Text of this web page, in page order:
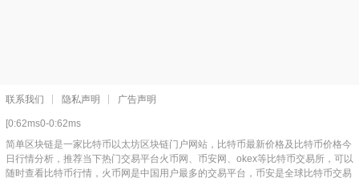
联系我们 隐私声明 广告声明
[0:62ms0-0:62ms
简单区块链是一家比特币以太坊区块链门户网站，比特币最新价格及比特币价格今
日行情分析，推荐当下热门交易平台火币网、币安网、okex等比特币交易所，可以
随时查看比特币行情，火币网是中国用户最多的交易平台，币安是全球比特币交易